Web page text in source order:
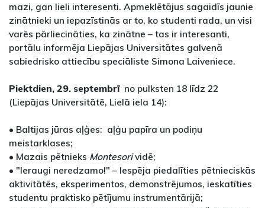
mazi, gan lieli interesenti. Apmeklētājus sagaidīs jaunie
zinātnieki un iepazīstinās ar to, ko studenti rada, un visi
varēs pārliecināties, ka zinātne – tas ir interesanti,
portālu informēja Liepājas Universitātes galvenā
sabiedrisko attiecību speciāliste Simona Laiveniece.
Piektdien, 29. septembrī no pulksten 18 līdz 22
(Liepājas Universitātē, Lielā iela 14):
• Baltijas jūras aļģes: aļģu papīra un podiņu
meistarklases;
• Mazais pētnieks Montesorividē;
• "Ieraugi neredzamo!" – Iespēja piedalīties pētnieciskās
aktivitātēs, eksperimentos, demonstrējumos, ieskatīties
studentu praktisko pētījumu instrumentārijā;